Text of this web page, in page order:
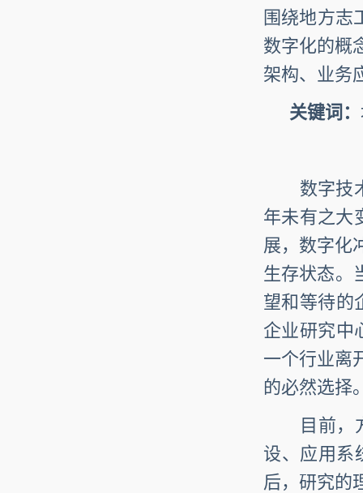
围绕地方志
数字化的概
架构、业务
关键词：
数字技术
年未有之大
展，数字化
生存状态。
望和等待的
企业研究中
一个行业离
的必然选择
目前，方
设、应用系
后，研究的